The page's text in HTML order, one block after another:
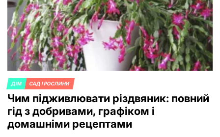
POSTED
IN
ДІМ САД І РОСЛИНИ
Чим підживлювати різдвяник: повний
гід з добривами, графіком і
домашніми рецептами